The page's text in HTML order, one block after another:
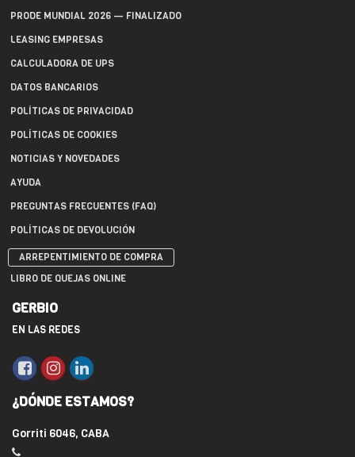
PRODE MUNDIAL 2026 — FINALIZADO
LEASING EMPRESAS
CALCULADORA DE UPS
DATOS BANCARIOS
POLÍTICAS DE PRIVACIDAD
POLÍTICAS DE COOKIES
NOTICIAS Y NOVEDADES
AYUDA
PREGUNTAS FRECUENTES (FAQ)
POLÍTICAS DE DEVOLUCIÓN
ARREPENTIMIENTO DE COMPRA
LIBRO DE QUEJAS ONLINE
GERBIO
EN LAS REDES
¿DÓNDE ESTAMOS?
Gorriti 6046, CABA